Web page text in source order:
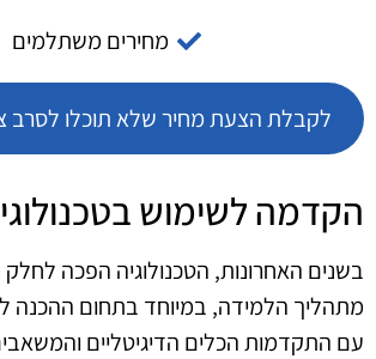
מחירים משתלמים
לקבלת הצעת מחיר שלא תוכלו לסרב
הקדמה לשימוש
בשנים האחרונות, הטכנולוגיה הפכה
מתהליך הלמידה, במיוחד בתחום ההכנה
עם התקדמות הכלים הדיגיטליים